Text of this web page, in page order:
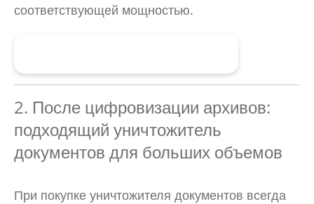
соответствующей мощностью.
2. После цифровизации архивов:
подходящий уничтожитель
документов для больших объемов
При покупке уничтожителя документов всегда